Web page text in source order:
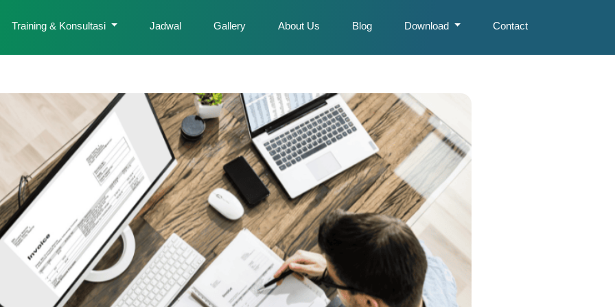
Training & Konsultasi Jadwal Gallery About Us Blog Download Contact